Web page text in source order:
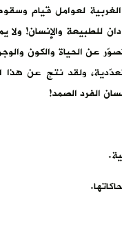
الغربية لعوامل قيام
للطبيعة والإنسان!
عن الحياة والكون
ولقد نتج عن
الفرد الصمد!